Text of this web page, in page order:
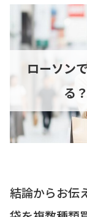
ローソン
る
結論からお伝